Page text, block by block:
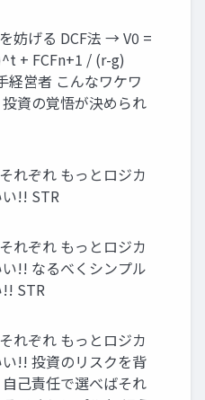
妨げる DCF法 → V0 =
+ FCFn+1 / (r-g)
経営者 こんなワケワ
資の覚悟が決められ
れぞれ もっとロジカ
!! STR
れぞれ もっとロジカ
!! なるべくシンプル
STR
れぞれ もっとロジカ
!! 投資のリスクを背
己責任で選べばそれ